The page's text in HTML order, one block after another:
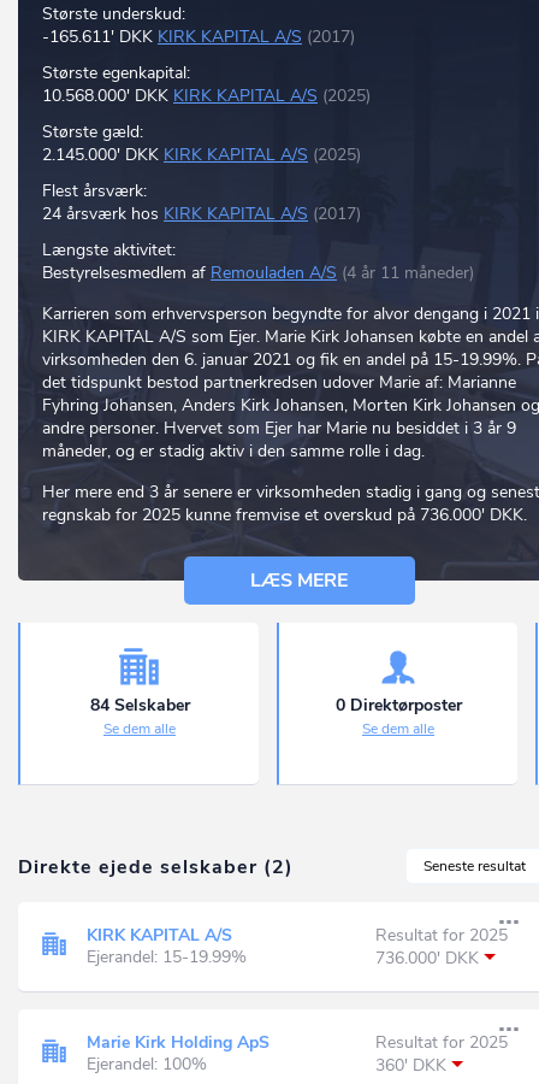
Største underskud:
-165.611' DKK KIRK KAPITAL A/S (2017)
Største egenkapital:
10.568.000' DKK KIRK KAPITAL A/S (2025)
Største gæld:
2.145.000' DKK KIRK KAPITAL A/S (2025)
Flest årsværk:
24 årsværk hos KIRK KAPITAL A/S (2017)
Længste aktivitet:
Bestyrelsesmedlem af Remouladen A/S (4 år 11 måneder)
Karrieren som erhvervsperson begyndte for alvor dengang i 2021 i
KIRK KAPITAL A/S som Ejer. Marie Kirk Johansen købte en andel
virksomheden den 6. januar 2021 og fik en andel på 15-19.99%.
det tidspunkt bestod partnerkredsen udover Marie af: Marianne
Fyhring Johansen, Anders Kirk Johansen, Morten Kirk Johansen
andre personer. Hvervet som Ejer har Marie nu besiddet i 3 år 9
måneder, og er stadig aktiv i den samme rolle i dag.
Her mere end 3 år senere er virksomheden stadig i gang og
regnskab for 2025 kunne fremvise et overskud på 736.000' DKK.
LÆS MERE
84 Selskaber
Se dem alle
0 Direktørposter
Se dem alle
Seneste resultat
Direkte ejede selskaber (2)
KIRK KAPITAL A/S
Ejerandel: 15-19.99%
Resultat for 2025
736.000' DKK
Marie Kirk Holding ApS
Ejerandel: 100%
Resultat for 2025
360' DKK